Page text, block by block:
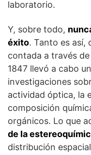
laboratorio.
Y, sobre todo,
éxito. Tanto es así,
contada a través
1847 llevó a cabo
investigaciones
actividad óptica, la
composición
orgánicos. Lo que
de la
distribución